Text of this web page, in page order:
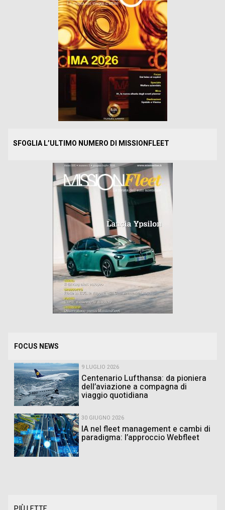
SFOGLIA L’ULTIMO NUMERO DI MISSIONFLEET
FOCUS NEWS
9 LUGLIO 2026
Centenario Lufthansa: da pioniera
dell’aviazione a compagna di
viaggio quotidiana
30 GIUGNO 2026
IA nel fleet management e cambi di
paradigma: l’approccio Webfleet